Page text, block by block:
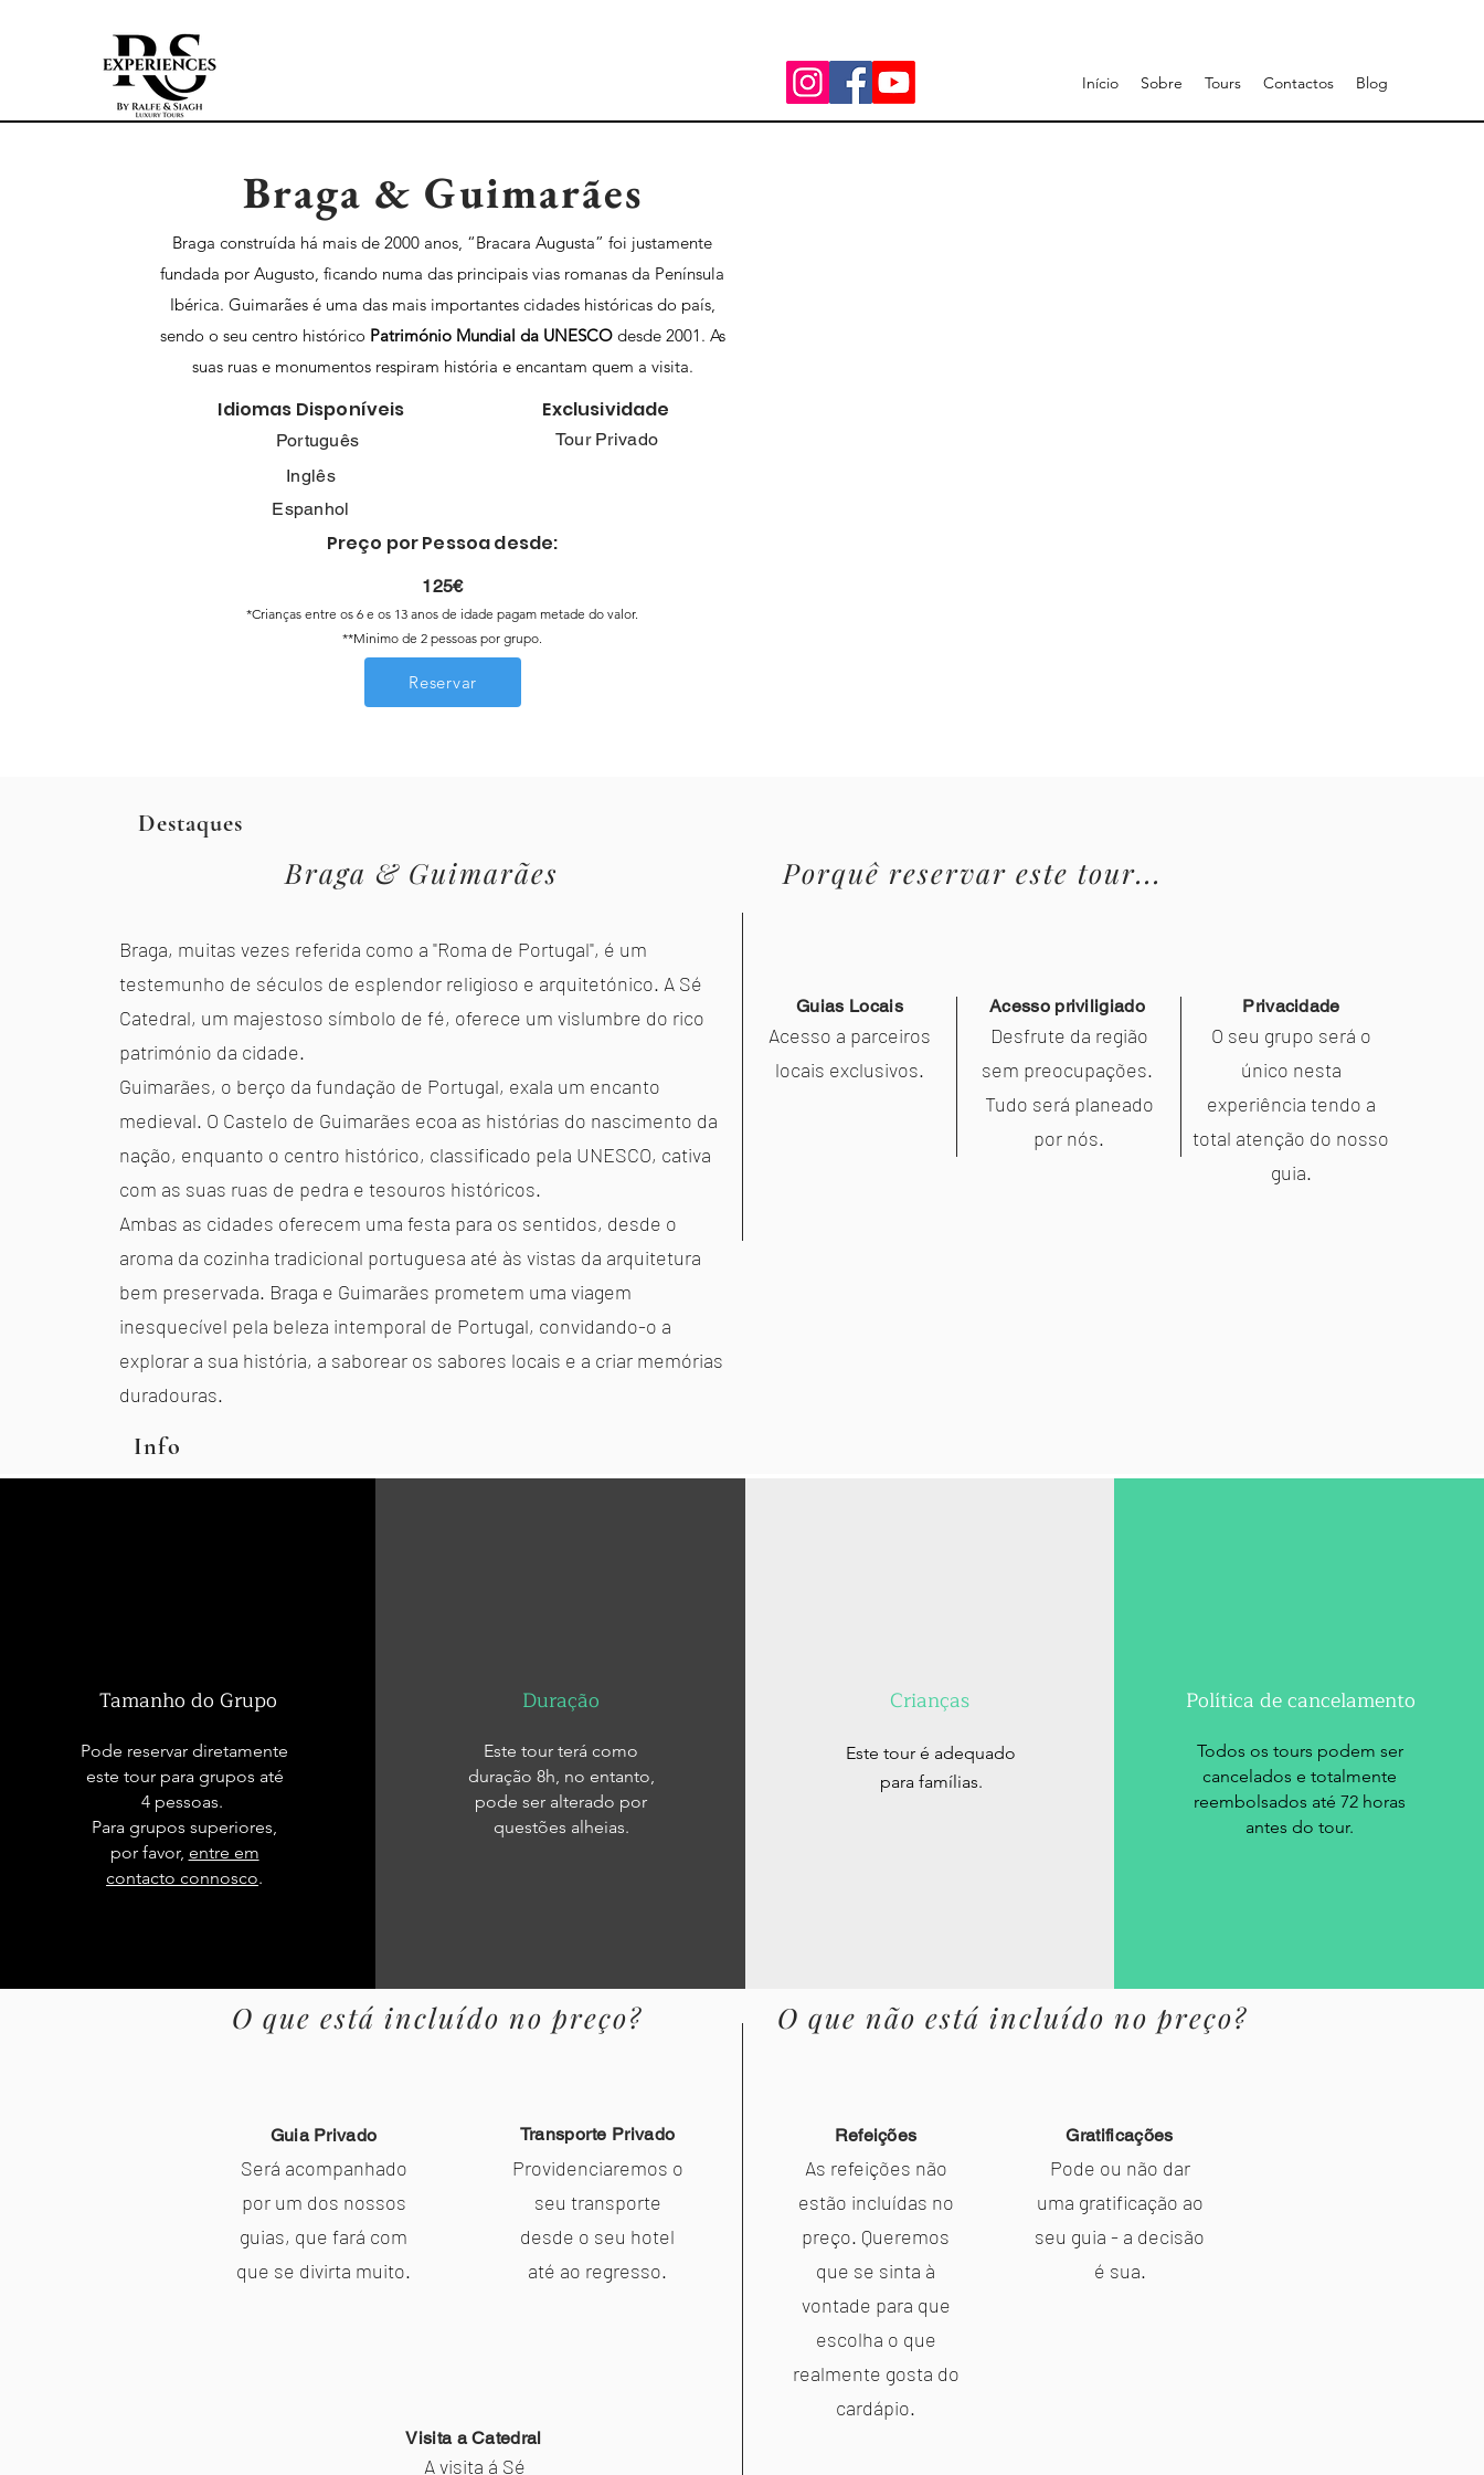
Início Sobre Tours Contactos Blog
Braga & Guimarães
Braga construída há mais de 2000 anos, “Bracara Augusta” foi justamente
fundada por Augusto, ficando numa das principais vias romanas da Península
Ibérica. Guimarães é uma das mais importantes cidades históricas do país,
sendo o seu centro histórico Património Mundial da UNESCOdesde 2001. As
suas ruas e monumentos respiram história e encantam quem a visita.
Idiomas Disponíveis
Português
Exclusividade
Tour Privado
Inglês
Espanhol
Preço por Pessoa desde:
125€
*Crianças entre os 6 e os 13 anos de idade pagam metade do valor.​
**Minimo de 2 pessoas por grupo.
Reservar
Braga & Guimarães Porquê reservar este tour...
Braga, muitas vezes referida como a "Roma de Portugal", é um
testemunho de séculos de esplendor religioso e arquitetónico. A Sé
Catedral, um majestoso símbolo de fé, oferece um vislumbre do rico
património da cidade.
Guimarães, o berço da fundação de Portugal, exala um encanto
medieval. O Castelo de Guimarães ecoa as histórias do nascimento da
nação, enquanto o centro histórico, classificado pela UNESCO, cativa
com as suas ruas de pedra e tesouros históricos.
Ambas as cidades oferecem uma festa para os sentidos, desde o
aroma da cozinha tradicional portuguesa até às vistas da arquitetura
bem preservada. Braga e Guimarães prometem uma viagem
inesquecível pela beleza intemporal de Portugal, convidando-o a
explorar a sua história, a saborear os sabores locais e a criar memórias
duradouras.
Guias Locais
Acesso a parceiros
locais exclusivos.
Acesso priviligiado
Desfrute da região
sem preocupações.
Tudo será planeado
por nós.
Privacidade
O seu grupo será o
único nesta
experiência tendo a
total atenção do nosso
guia.
Info
Destaques
Tamanho do Grupo
Pode reservar diretamente
este tour para grupos até
4 pessoas.
Para grupos superiores,
por favor, entre em
contacto connosco.
Duração
Este tour terá como
duração 8h, no entanto,
pode ser alterado por
questões alheias.
Crianças
Este tour é adequado
para famílias.
Política de cancelamento
Todos os tours podem ser
cancelados e totalmente
reembolsados até 72 horas
antes do tour.
O que está incluído no preço?
Guia Privado
Será acompanhado
por um dos nossos
guias, que fará com
que se divirta muito.
Transporte Privado
Providenciaremos o
seu transporte
desde o seu hotel
até ao regresso.
Visita a Catedral
A visita á Sé
O que não está incluído no preço?
Refeições
As refeições não
estão incluídas no
preço. Queremos
que se sinta à
vontade para que
escolha o que
realmente gosta do
cardápio.
Gratificações
Pode ou não dar
uma gratificação ao
seu guia - a decisão
é sua.